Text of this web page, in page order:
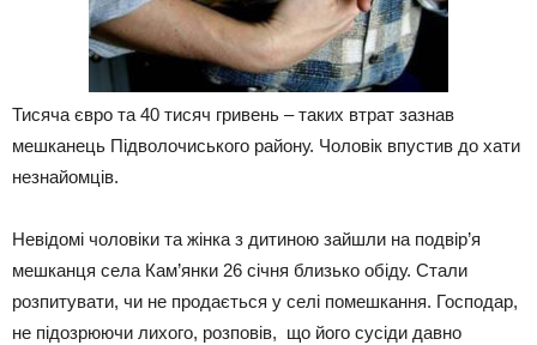
Тисяча євро та 40 тисяч гривень – таких втрат зазнав
мешканець Підволочиського району. Чоловік впустив до хати
незнайомців.
Невідомі чоловіки та жінка з дитиною зайшли на подвір’я
мешканця села Кам’янки 26 січня близько обіду. Стали
розпитувати, чи не продається у селі помешкання. Господар,
не підозрюючи лихого, розповів, що його сусіди давно